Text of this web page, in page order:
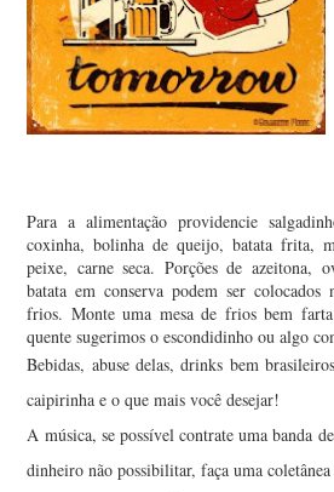
Para a alimentação providencie
coxinha, bolinha de queijo, batata frita,
peixe, carne seca. Porções de azeitona,
batata em conserva podem ser colocados
frios. Monte uma mesa de frios bem
quente sugerimos o escondidinho ou algo
Bebidas, abuse delas, drinks bem
caipirinha e o que mais você desejar!
A música, se possível contrate uma banda
dinheiro não possibilitar, faça uma